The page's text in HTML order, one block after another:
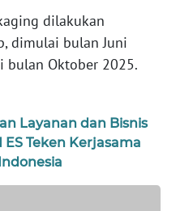
dilakukan
dimulai bulan Juni
bulan Oktober 2025.
Layanan dan Bisnis
Teken Kerjasama